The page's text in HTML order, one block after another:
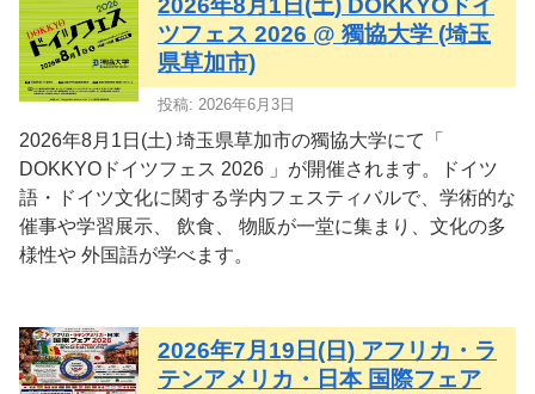
ツフェス 2026 @ 獨協大学 (埼玉
県草加市)
投稿: 2026年6月3日
2026年8月1日(土) 埼玉県草加市の獨協大学にて「
DOKKYOドイツフェス 2026 」が開催されます。ドイツ
語・ドイツ文化に関する学内フェスティバルで、学術的な
催事や学習展示、 飲食、 物販が一堂に集まり、文化の多
様性や 外国語が学べます。
2026年7月19日(日) アフリカ・ラ
テンアメリカ・日本 国際フェア